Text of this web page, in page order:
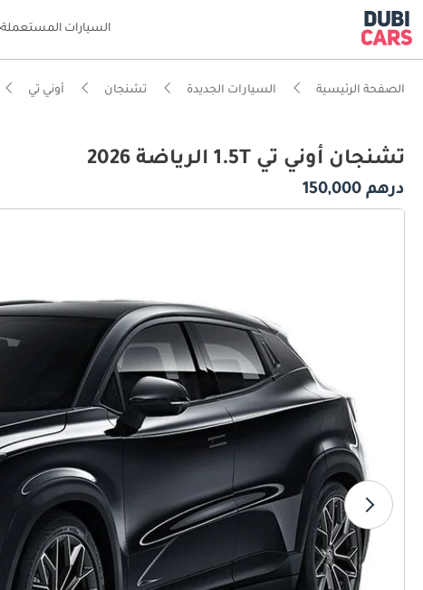
السيارات المستعملة
الصفحة الرئيسية السيارات الجديدة تشنجان أوني تي
تشنجان أوني تي 1.5T الرياضة 2026
درهم 150,000